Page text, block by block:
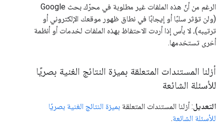
الرغم من أنّ هذه الملفات غير مطلوبة في محرّك بحث Google
(ولن تؤثر سلبًا أو إيجابًا في نطاق ظهور موقعك الإلكتروني أو
ترتيبه)، لا بأس إذا أردت الاحتفاظ بهذه الملفات لخدمات أو أنظمة
أخرى تستخدمها.
أزلنا المستندات المتعلقة بميزة النتائج الغنية بصريًا
للأسئلة الشائعة
التعديل: أزلنا المستندات المتعلقة بميزة النتائج الغنية بصريًا
للأسئلة الشائعة.